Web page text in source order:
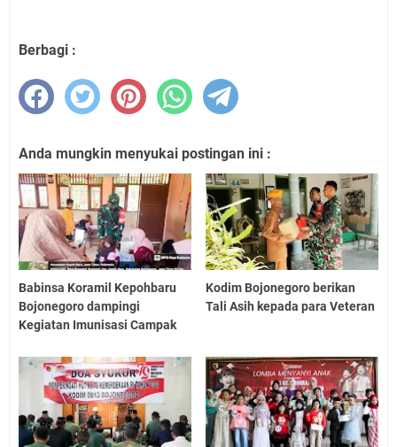
Berbagi :
Anda mungkin menyukai postingan ini :
Babinsa Koramil Kepohbaru
Bojonegoro dampingi
Kegiatan Imunisasi Campak
Kodim Bojonegoro berikan
Tali Asih kepada para Veteran